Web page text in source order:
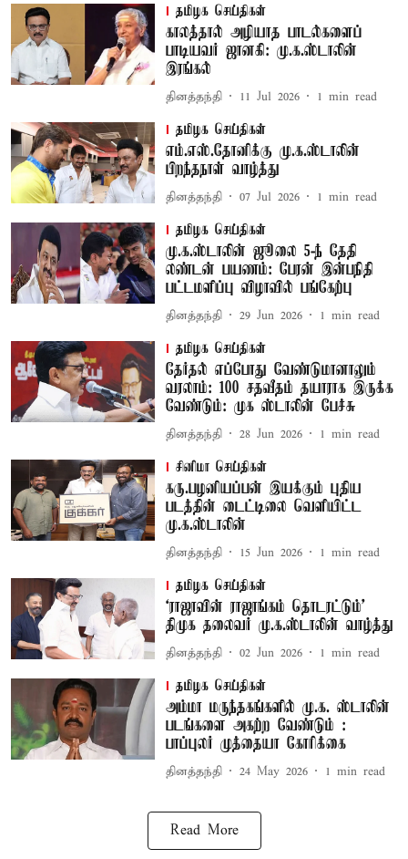
தமிழக செய்திகள்
காலத்தால் அழியாத பாடல்களைப்
பாடியவர் ஜானகி: மு.க.ஸ்டாலின்
இரங்கல்
தினத்தந்தி 11 Jul 2026 1 min read
தமிழக செய்திகள்
எம்.எஸ்.தோனிக்கு மு.க.ஸ்டாலின்
பிறந்தநாள் வாழ்த்து
தினத்தந்தி 07 Jul 2026 1 min read
தமிழக செய்திகள்
மு.க.ஸ்டாலின் ஜூலை 5-ந் தேதி
லண்டன் பயணம்: பேரன் இன்பநிதி
பட்டமளிப்பு விழாவில் பங்கேற்பு
தினத்தந்தி 29 Jun 2026 1 min read
தமிழக செய்திகள்
தேர்தல் எப்போது வேண்டுமானாலும்
வரலாம்: 100 சதவீதம் தயாராக இருக்க
வேண்டும்: முக ஸ்டாலின் பேச்சு
தினத்தந்தி 28 Jun 2026 1 min read
சினிமா செய்திகள்
கரு.பழனியப்பன் இயக்கும் புதிய
படத்தின் டைட்டிலை வெளியிட்ட
மு.க.ஸ்டாலின்
தினத்தந்தி 15 Jun 2026 1 min read
தமிழக செய்திகள்
‘ராஜாவின் ராஜாங்கம் தொடரட்டும்’
திமுக தலைவர் மு.க.ஸ்டாலின் வாழ்த்து
தினத்தந்தி 02 Jun 2026 1 min read
தமிழக செய்திகள்
அம்மா மருந்தகங்களில் மு.க. ஸ்டாலின்
படங்களை அகற்ற வேண்டும் :
பாப்புலர் முத்தையா கோரிக்கை
தினத்தந்தி 24 May 2026 1 min read
Read More